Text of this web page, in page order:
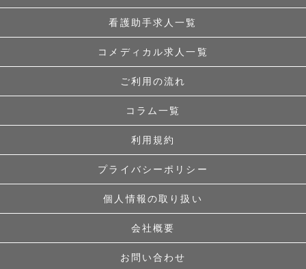
看護助手求人一覧
コメディカル求人一覧
ご利用の流れ
コラム一覧
利用規約
プライバシーポリシー
個人情報の取り扱い
会社概要
お問い合わせ